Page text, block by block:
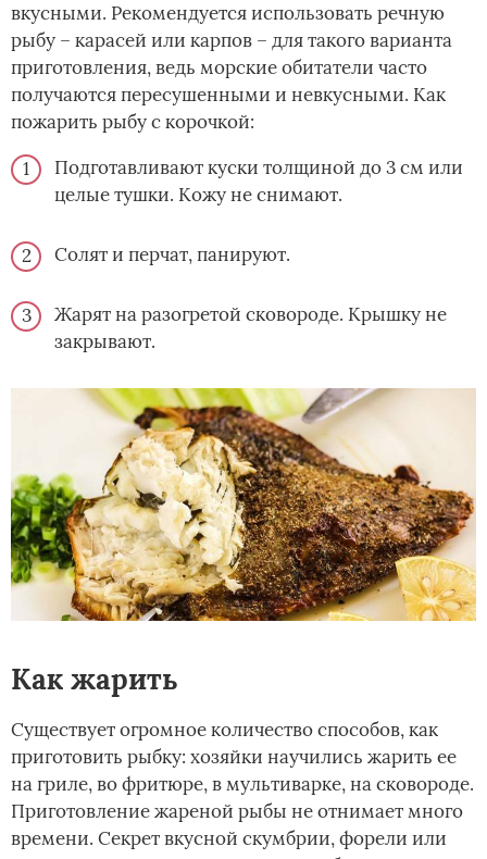
вкусными. Рекомендуется использовать речную
рыбу – карасей или карпов – для такого варианта
приготовления, ведь морские обитатели часто
получаются пересушенными и невкусными. Как
пожарить рыбу с корочкой:
Подготавливают куски толщиной до 3 см или
целые тушки. Кожу не снимают.
Солят и перчат, панируют.
Жарят на разогретой сковороде. Крышку не
закрывают.
Как жарить
Существует огромное количество способов, как
приготовить рыбку: хозяйки научились жарить ее
на гриле, во фритюре, в мультиварке, на сковороде.
Приготовление жареной рыбы не отнимает много
времени. Секрет вкусной скумбрии, форели или